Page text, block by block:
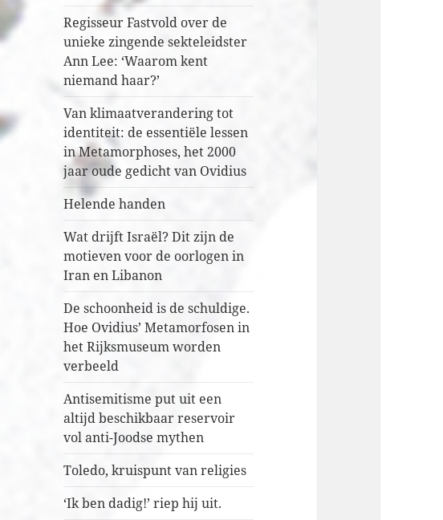
Regisseur Fastvold over de
unieke zingende sekteleidster
Ann Lee: ‘Waarom kent
niemand haar?’
Van klimaatverandering tot
identiteit: de essentiële lessen
in Metamorphoses, het 2000
jaar oude gedicht van Ovidius
Helende handen
Wat drijft Israël? Dit zijn de
motieven voor de oorlogen in
Iran en Libanon
De schoonheid is de schuldige.
Hoe Ovidius’ Metamorfosen in
het Rijksmuseum worden
verbeeld
Antisemitisme put uit een
altijd beschikbaar reservoir
vol anti-Joodse mythen
Toledo, kruispunt van religies
‘Ik ben dadig!’ riep hij uit.